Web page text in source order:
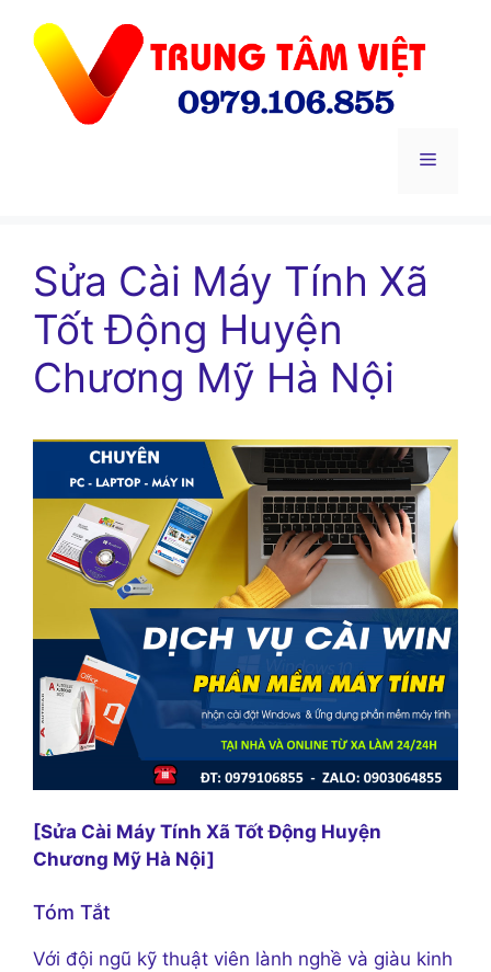
Menu
Sửa Cài Máy Tính Xã
Tốt Động Huyện
Chương Mỹ Hà Nội
[Sửa Cài Máy Tính Xã Tốt Động Huyện
Chương Mỹ Hà Nội]
Tóm Tắt
Với đội ngũ kỹ thuật viên lành nghề và giàu kinh